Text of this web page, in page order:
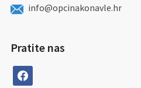
info@opcinakonavle.hr
Pratite nas
facebook